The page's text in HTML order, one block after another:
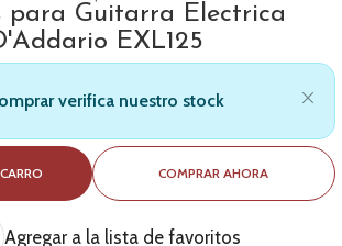
para Guitarra Electrica
EXL125
verifica nuestro stock
COMPRAR AHORA
Agregar a la lista de favoritos